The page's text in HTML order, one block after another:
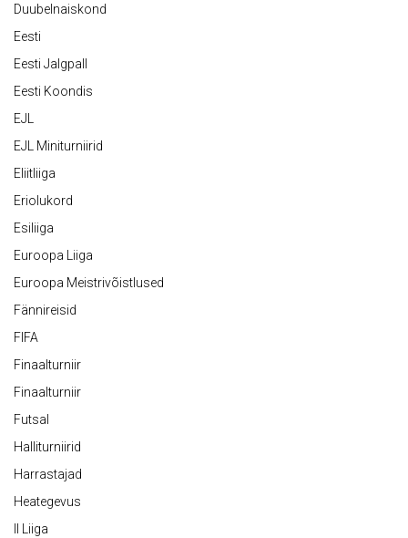
Duubelnaiskond
Eesti
Eesti Jalgpall
Eesti Koondis
EJL
EJL Miniturniirid
Eliitliiga
Eriolukord
Esiliiga
Euroopa Liiga
Euroopa Meistrivõistlused
Fännireisid
FIFA
Finaalturniir
Finaalturniir
Futsal
Halliturniirid
Harrastajad
Heategevus
II Liiga